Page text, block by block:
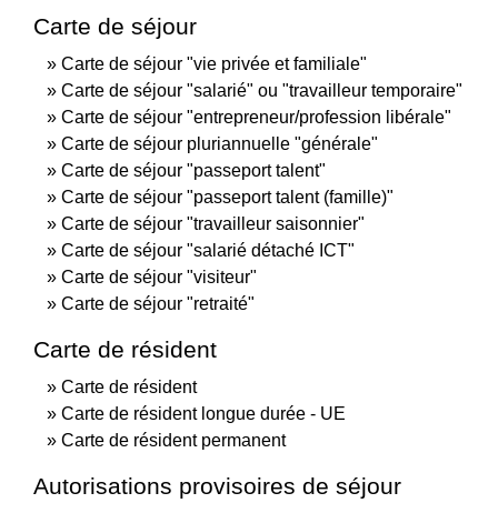
Carte de séjour
Carte de séjour "vie privée et familiale"
Carte de séjour "salarié" ou "travailleur temporaire"
Carte de séjour "entrepreneur/profession libérale"
Carte de séjour pluriannuelle "générale"
Carte de séjour "passeport talent"
Carte de séjour "passeport talent (famille)"
Carte de séjour "travailleur saisonnier"
Carte de séjour "salarié détaché ICT"
Carte de séjour "visiteur"
Carte de séjour "retraité"
Carte de résident
Carte de résident
Carte de résident longue durée - UE
Carte de résident permanent
Autorisations provisoires de séjour